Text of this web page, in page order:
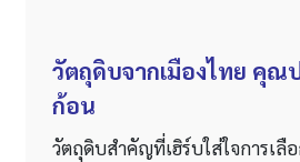
วัตถุดิบจากเมืองไทย คุณ
ก้อน
วัตถุดิบสำคัญที่เฮิร์บใส่ใจการเลื